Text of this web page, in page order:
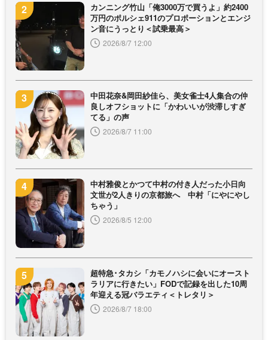
カンニング竹山「俺3000万で買うよ」約2400
万円のポルシェ911のプロポーションとエンジ
ン音にうっとり＜試乗最高＞
2026/8/7 12:00
中田花奈&岡田紗佳ら、美女雀士4人集合の仲
良しオフショットに「かわいいが渋滞しすぎ
てる」の声
2026/8/7 11:00
中村雅俊とかつて中村の付き人だった小日向
文世が2人きりの京都旅へ 中村「にやにやし
ちゃう」
2026/8/5 12:00
超特急･タカシ「カモノハシに会いにオースト
ラリアに行きたい」FODで記録を出した10周
年迎える冠バラエティ＜トレタリ＞
2026/8/7 18:00